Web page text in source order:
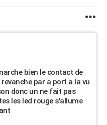
bien le contact de
par a port a la vu
donc un ne fait pas
les led rouge s'allume